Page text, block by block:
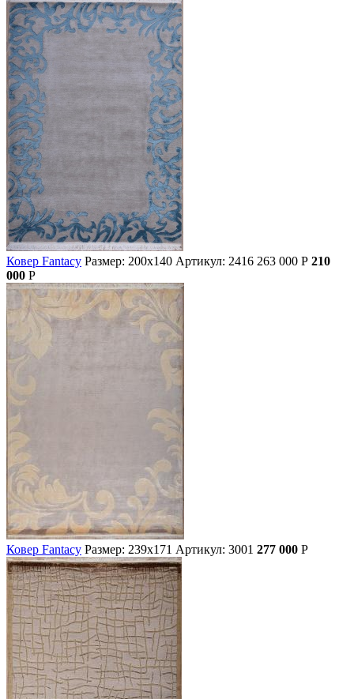
Ковер Fantacy Размер: 200х140 Артикул: 2416 263 000 Р 210
000 Р
Ковер Fantacy Размер: 239х171 Артикул: 3001 277 000 Р